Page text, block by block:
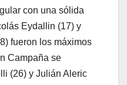
con una sólida
Eydallin (17) y
fueron los máximos
Campaña se
(26) y Julián Aleric